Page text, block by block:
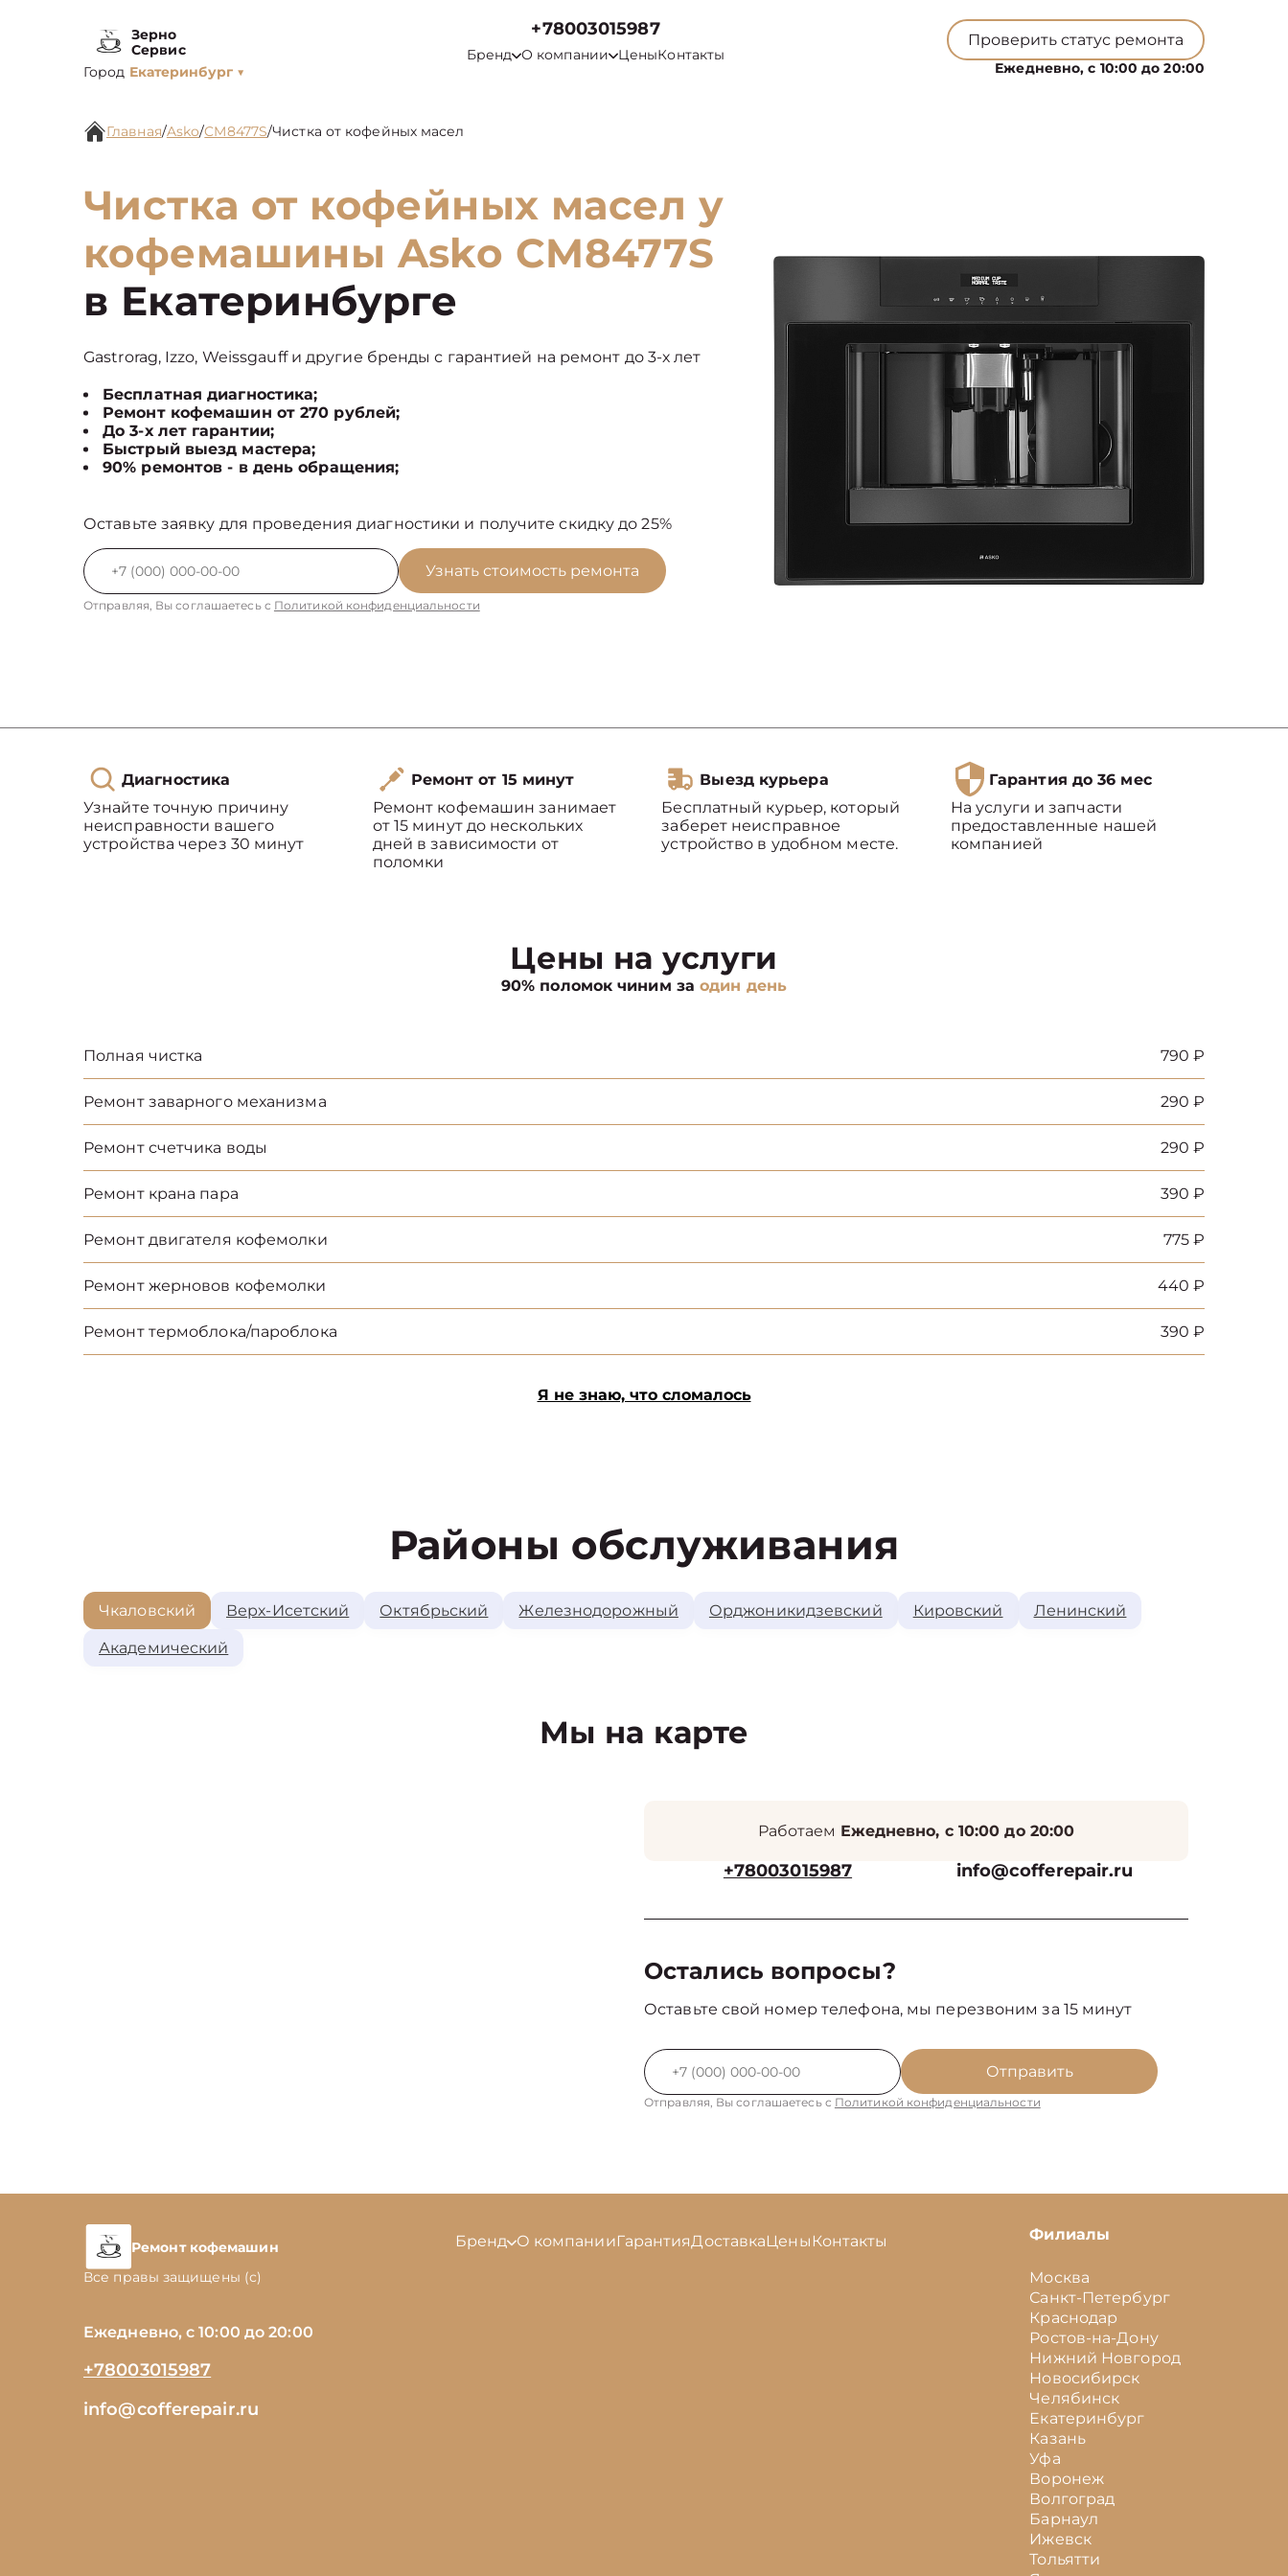
Зерно
Сервис
Город Екатеринбург ▼
+78003015987
Бренд О компании ЦеныКонтакты
Проверить статус ремонта
Ежедневно, с 10:00 до 20:00
Главная/Asko/CM8477S/Чистка от кофейных масел
Чистка от кофейных масел у
кофемашины Asko CM8477S
в Екатеринбурге
Gastrorag, Izzo, Weissgauff и другие бренды с гарантией на ремонт до 3-х лет
Бесплатная диагностика;
Ремонт кофемашин от 270 рублей;
До 3-х лет гарантии;
Быстрый выезд мастера;
90% ремонтов - в день обращения;
Оставьте заявку для проведения диагностики и получите скидку до 25%
Узнать стоимость ремонта
Отправляя, Вы соглашаетесь с Политикой конфиденциальности
Диагностика
Узнайте точную причину
неисправности вашего
устройства через 30 минут
Ремонт от 15 минут
Ремонт кофемашин занимает
от 15 минут до нескольких
дней в зависимости от
поломки
Выезд курьера
Бесплатный курьер, который
заберет неисправное
устройство в удобном месте.
Гарантия до 36 мес
На услуги и запчасти
предоставленные нашей
компанией
Цены на услуги
90% поломок чиним заодин день
Полная чистка 790 ₽
Ремонт заварного механизма 290 ₽
Ремонт счетчика воды 290 ₽
Ремонт крана пара 390 ₽
Ремонт двигателя кофемолки 775 ₽
Ремонт жерновов кофемолки 440 ₽
Ремонт термоблока/пароблока 390 ₽
Я не знаю, что сломалось
Районы обслуживания
Чкаловский Верх-Исетский Октябрьский Железнодорожный Орджоникидзевский Кировский Ленинский
Академический
Мы на карте
Работаем Ежедневно, с 10:00 до 20:00
+78003015987 info@cofferepair.ru
Остались вопросы?
Оставьте свой номер телефона, мы перезвоним за 15 минут
Отправить
Отправляя, Вы соглашаетесь с Политикой конфиденциальности
Ремонт кофемашин
Все правы защищены (с)
Ежедневно, с 10:00 до 20:00
+78003015987
info@cofferepair.ru
Бренд О компанииГарантияДоставкаЦены Контакты Филиалы
Москва
Санкт-Петербург
Краснодар
Ростов-на-Дону
Нижний Новгород
Новосибирск
Челябинск
Екатеринбург
Казань
Уфа
Воронеж
Волгоград
Барнаул
Ижевск
Тольятти